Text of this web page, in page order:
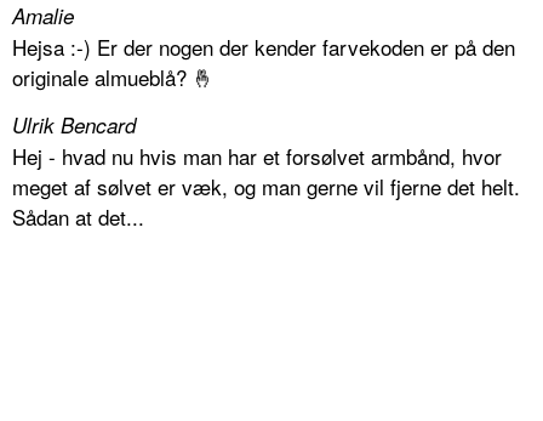
Amalie
Hejsa :-) Er der nogen der kender farvekoden er på den
originale almueblå? 🤞
Ulrik Bencard
Hej - hvad nu hvis man har et forsølvet armbånd, hvor
meget af sølvet er væk, og man gerne vil fjerne det helt.
Sådan at det...